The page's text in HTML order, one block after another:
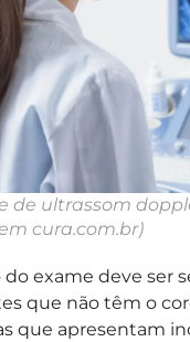
de ultrassom
cura.com.br)
do exame deve ser
que não têm o
que apresentam